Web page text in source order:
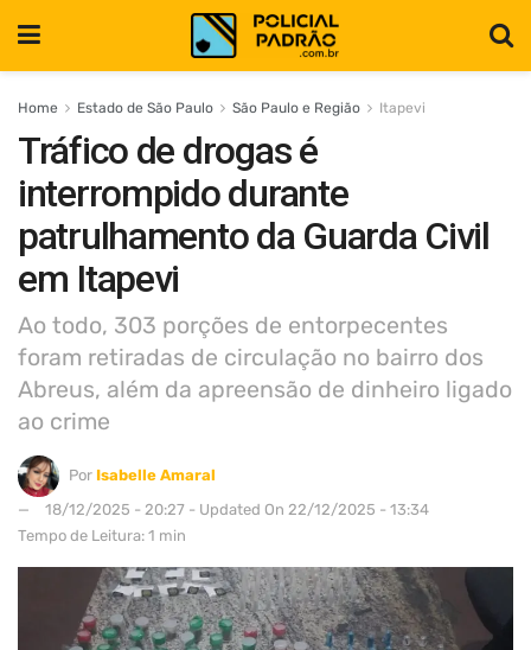
Home Estado de São Paulo São Paulo e Região Itapevi
Tráfico de drogas é
interrompido durante
patrulhamento da Guarda Civil
em Itapevi
Ao todo, 303 porções de entorpecentes
foram retiradas de circulação no bairro dos
Abreus, além da apreensão de dinheiro ligado
ao crime
Por Isabelle Amaral
18/12/2025 - 20:27 - Updated On 22/12/2025 - 13:34
Tempo de Leitura: 1 min